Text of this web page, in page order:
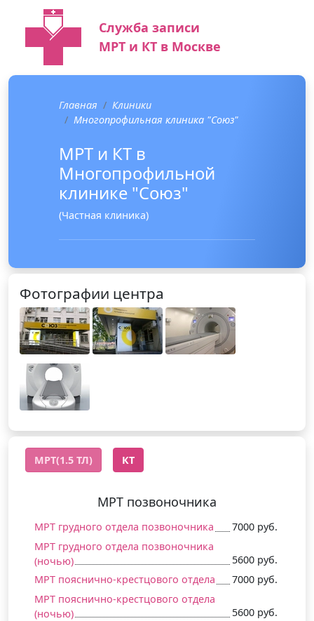
Служба записи
МРТ и КТ в Москве
Главная
Клиники
Многопрофильная клиника "Союз"
МРТ и КТ в
Многопрофильной
клинике "Союз"
(Частная клиника)
Фотографии центра
МРТ(1.5 ТЛ) КТ
МРТ позвоночника
МРТ грудного отдела позвоночника
7000 руб.
МРТ грудного отдела позвоночника
(ночью)
5600 руб.
МРТ пояснично-крестцового отдела
7000 руб.
МРТ пояснично-крестцового отдела
(ночью)
5600 руб.